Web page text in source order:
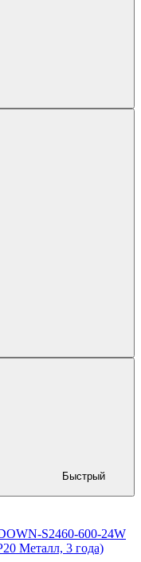
Быстрый
S2460-600-24W
Металл, 3 года)